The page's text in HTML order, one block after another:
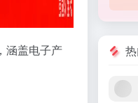
涵盖电子产